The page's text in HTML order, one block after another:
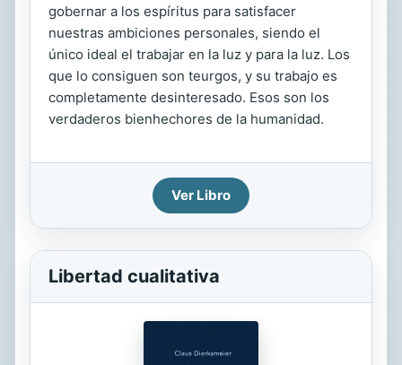
gobernar a los espíritus para satisfacer
nuestras ambiciones personales, siendo el
único ideal el trabajar en la luz y para la luz. Los
que lo consiguen son teurgos, y su trabajo es
completamente desinteresado. Esos son los
verdaderos bienhechores de la humanidad.
Ver Libro
Libertad cualitativa